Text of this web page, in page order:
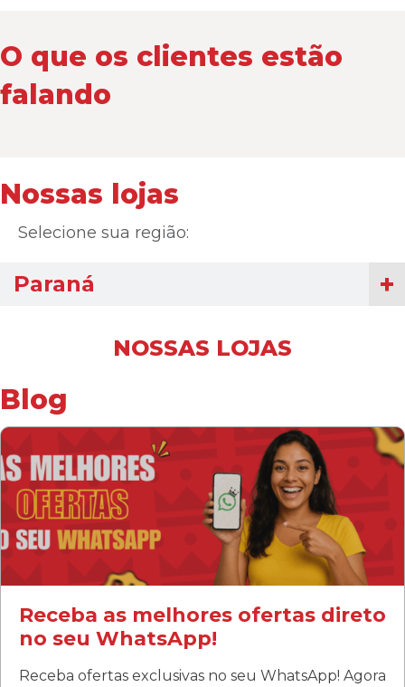
O que os clientes estão
falando
Nossas lojas
Selecione sua região:
Paraná
NOSSAS LOJAS
Blog
Receba as melhores ofertas direto
no seu WhatsApp!
Receba ofertas exclusivas no seu WhatsApp! Agora